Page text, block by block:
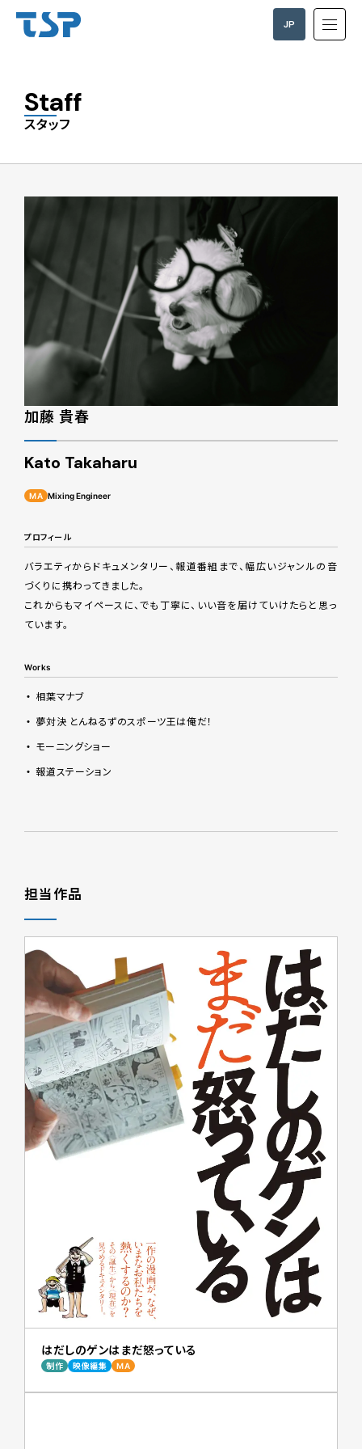
JP
Staff
スタッフ
加藤 貴春
Kato Takaharu
MA Mixing Engineer
プロフィール
バラエティからドキュメンタリー、報道番組まで、幅広いジャンルの音
づくりに携わってきました。
これからもマイペースに、でも丁寧に、いい音を届けていけたらと思っ
ています。
Works
相葉マナブ
夢対決 とんねるずのスポーツ王は俺だ！
モーニングショー
報道ステーション
担当作品
はだしのゲンはまだ怒っている
制作 映像編集 MA